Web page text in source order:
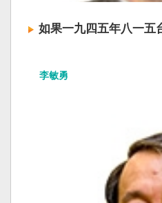
如果一九四五年八一五
李敏勇